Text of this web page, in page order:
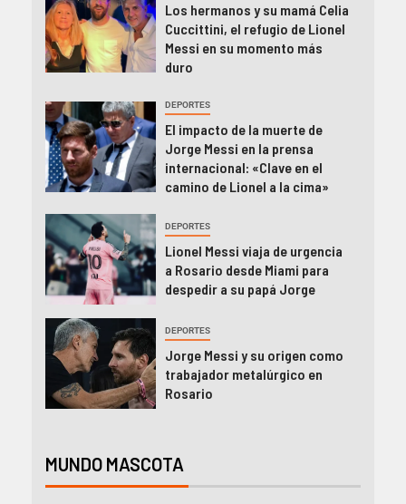
Los hermanos y su mamá Celia
Cuccittini, el refugio de Lionel
Messi en su momento más
duro
DEPORTES
El impacto de la muerte de
Jorge Messi en la prensa
internacional: «Clave en el
camino de Lionel a la cima»
DEPORTES
Lionel Messi viaja de urgencia
a Rosario desde Miami para
despedir a su papá Jorge
DEPORTES
Jorge Messi y su origen como
trabajador metalúrgico en
Rosario
MUNDO MASCOTA